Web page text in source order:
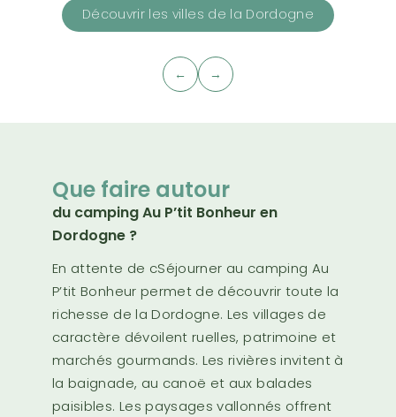
Découvrir les villes de la Dordogne
← →
Que faire autour
du camping Au P’tit Bonheur en
Dordogne ?
En attente de cSéjourner au camping Au
P’tit Bonheur permet de découvrir toute la
richesse de la Dordogne. Les villages de
caractère dévoilent ruelles, patrimoine et
marchés gourmands. Les rivières invitent à
la baignade, au canoë et aux balades
paisibles. Les paysages vallonnés offrent